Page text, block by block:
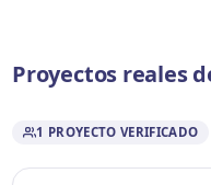
Proyectos reales
1 PROYECTO VERIFICADO